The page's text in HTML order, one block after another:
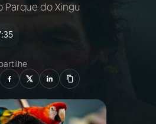
Parque do Xingu